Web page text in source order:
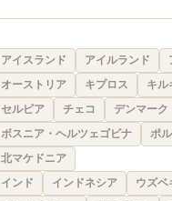
アイスランド アイルランド
オーストリア
キプロス
キル
セルビア
チェコ
デンマーク
ボスニア・ヘルツェゴビナ
ポ
北マケドニア
インド インドネシア
ウズベ